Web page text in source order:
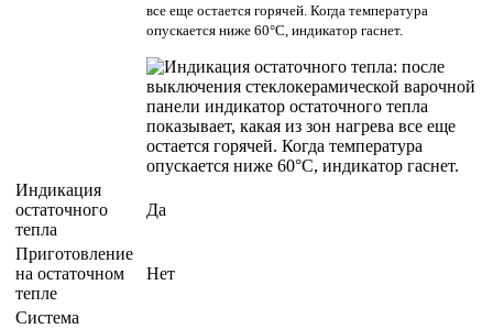
все еще остается горячей. Когда температура
опускается ниже 60°C, индикатор гаснет.
Индикация
остаточного
тепла
Да
Приготовление
на остаточном
тепле
Нет
Система